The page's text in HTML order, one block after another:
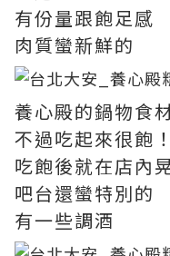
有份量跟飽足感
肉質蠻新鮮的
養心殿的鍋物食
不過吃起來很飽！
吃飽後就在店內
吧台還蠻特別的
有一些調酒